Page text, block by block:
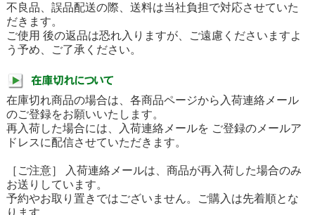
不良品、誤品配送の際、送料は当社負担で対応させていた
だきます。
ご使用 後の返品は恐れ入りますが、ご遠慮くださいますよ
う予め、ご了承ください。
在庫切れ商品の場合は、各商品ページから入荷連絡メール
のご登録をお願いいたします。
再入荷した場合には、入荷連絡メールを ご登録のメールア
ドレスに配信させていただきます。
［ご注意］ 入荷連絡メールは、商品が再入荷した場合のみ
お送りしています。
予約やお取り置きではございません。ご購入は先着順とな
ります。